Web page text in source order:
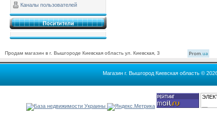
Каналы пользователей
Поситители
Продам магазин в г. Вышгороде Киевская область ул. Киевская, 3 Prom.ua
Магазин г. Вышгород Киевская область ©